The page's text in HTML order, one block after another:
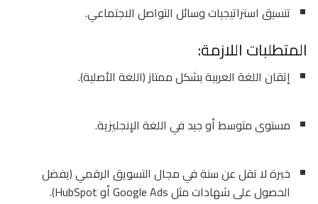
تنسيق استراتيجيات وسائل التواصل الاجتماعي.
المتطلبات اللازمة:
إتقان اللغة العربية بشكل ممتاز (اللغة الأصلية).
مستوى متوسط أو جيد في اللغة الإنجليزية.
خبرة لا تقل عن سنة في مجال التسويق الرقمي (يفضل
الحصول على شهادات مثل Google Ads أو HubSpot).